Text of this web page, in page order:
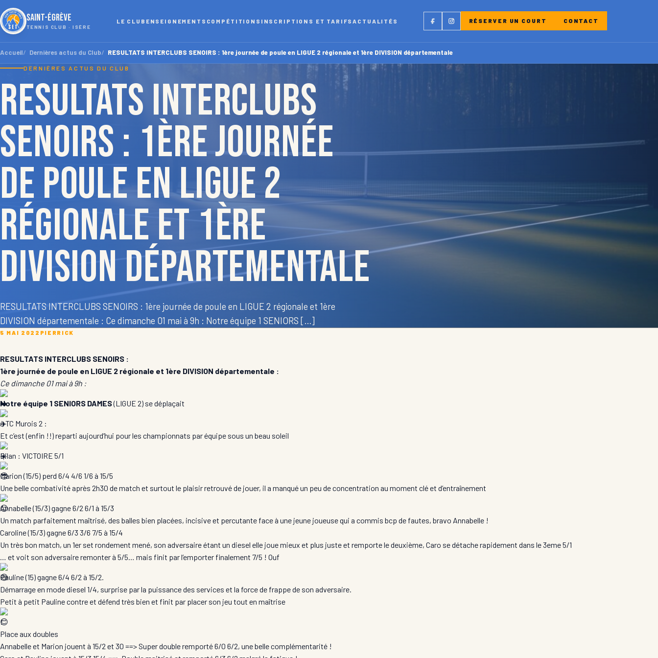
SAINT-ÉGRÈVE
TENNIS CLUB · ISÈRE
LE CLUB ENSEIGNEMENTS COMPÉTITIONS INSCRIPTIONS ET TARIFS ACTUALITÉS FacebookInstagramRÉSERVER UN COURT CONTACT
Accueil Dernières actus du Club RESULTATS INTERCLUBS SENOIRS : 1ère journée de poule en LIGUE 2 régionale et 1ère DIVISION départementale
DERNIÈRES ACTUS DU CLUB
RESULTATS INTERCLUBS
SENOIRS : 1ère journée
de poule en LIGUE 2
régionale et 1ère
DIVISION départementale
RESULTATS INTERCLUBS SENOIRS : 1ère journée de poule en LIGUE 2 régionale et 1ère
DIVISION départementale : Ce dimanche 01 mai à 9h : Notre équipe 1 SENIORS […]
5 MAI 2022 PIERRICK
RESULTATS INTERCLUBS SENOIRS :
1ère journée de poule en LIGUE 2 régionale et 1ère DIVISION départementale :
Ce dimanche 01 mai à 9h :
Notre équipe 1 SENIORS DAMES(LIGUE 2) se déplaçait
à TC Murois 2 :
Et c’est (enfin !!) reparti aujourd’hui pour les championnats par équipe sous un beau soleil
Bilan : VICTOIRE 5/1
Marion (15/5) perd 6/4 4/6 1/6 à 15/5
Une belle combativité après 2h30 de match et surtout le plaisir retrouvé de jouer, il a manqué un peu de concentration au moment clé et d’entraînement
Annabelle (15/3) gagne 6/2 6/1 à 15/3
Un match parfaitement maîtrisé, des balles bien placées, incisive et percutante face à une jeune joueuse qui a commis bcp de fautes, bravo Annabelle !
Caroline (15/3) gagne 6/3 3/6 7/5 à 15/4
Un très bon match, un 1er set rondement mené, son adversaire étant un diesel elle joue mieux et plus juste et remporte le deuxième, Caro se détache rapidement dans le 3eme 5/1
… et voit son adversaire remonter à 5/5… mais finit par l’emporter finalement 7/5 ! Ouf
Pauline (15) gagne 6/4 6/2 à 15/2.
Démarrage en mode diesel 1/4, surprise par la puissance des services et la force de frappe de son adversaire.
Petit à petit Pauline contre et défend très bien et finit par placer son jeu tout en maîtrise
!
Place aux doubles
Annabelle et Marion jouent à 15/2 et 30 ==> Super double remporté 6/0 6/2, une belle complémentarité !